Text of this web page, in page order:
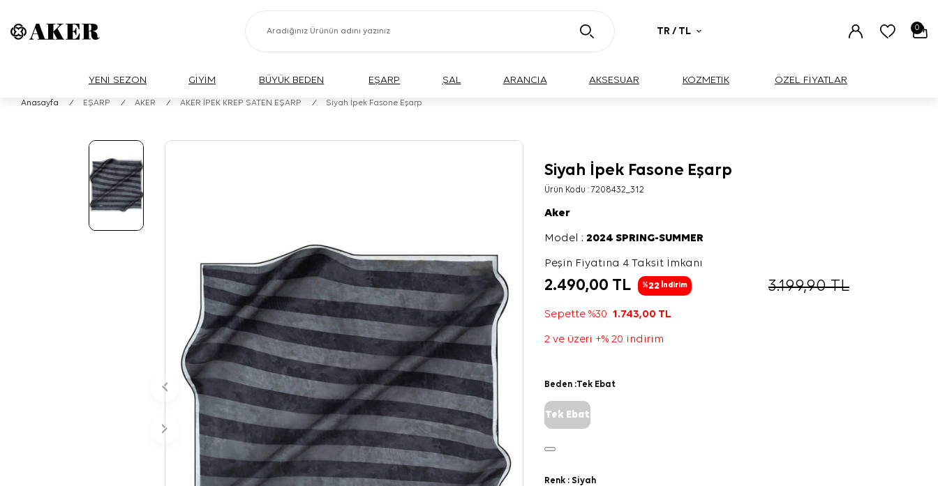
TR / TL 0
YENİ SEZON GİYİM BÜYÜK BEDEN EŞARP ŞAL ARANCIA AKSESUAR KOZMETİK ÖZEL FİYATLAR
Anasayfa / EŞARP / AKER / AKER İPEK KREP SATEN EŞARP / Siyah İpek Fasone Eşarp
Siyah İpek Fasone Eşarp
Ürün Kodu :7208432_312
Aker
Model :2024 SPRING-SUMMER
Peşin Fiyatına 4 Taksit İmkanı
2.490,00 TL %22 İndirim 3.199,90TL
Sepette %301.743,00 TL
2 ve üzeri +% 20 indirim
Beden :Tek Ebat
Tek Ebat
Renk :Siyah